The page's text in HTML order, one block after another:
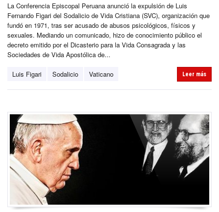
La Conferencia Episcopal Peruana anunció la expulsión de Luis
Fernando Figari del Sodalicio de Vida Cristiana (SVC), organización que
fundó en 1971, tras ser acusado de abusos psicológicos, físicos y
sexuales. Mediando un comunicado, hizo de conocimiento público el
decreto emitido por el Dicasterio para la Vida Consagrada y las
Sociedades de Vida Apostólica de...
Luis Figari Sodalicio Vaticano Leer más